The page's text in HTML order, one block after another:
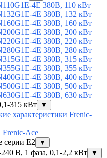
4E 380В, 110 кВт
4E 380В, 132 кВт
4E 380В, 160 кВт
4E 380В, 200 кВт
4E 380В, 220 кВт
4E 380В, 280 кВт
4E 380В, 315 кВт
4E 380В, 355 кВт
4E 380В, 400 кВт
4E 380В, 500 кВт
4E 380В, 630 кВт
315 кВт
▼
характеристики Frenic-
Ace
серии E2
▼
В, 1 фаза, 0,1-2,2 кВт ▼